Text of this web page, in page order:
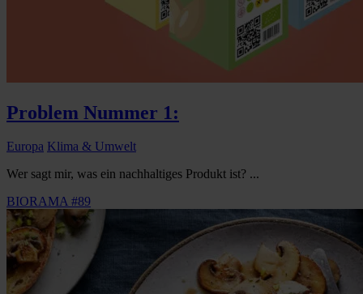
Problem Nummer 1:
Europa Klima & Umwelt
Wer sagt mir, was ein nachhaltiges Produkt ist? ...
BIORAMA #89